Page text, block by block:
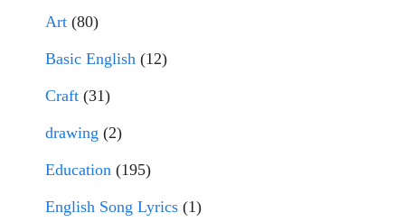
Art (80)
Basic English (12)
Craft (31)
drawing (2)
Education (195)
English Song Lyrics (1)